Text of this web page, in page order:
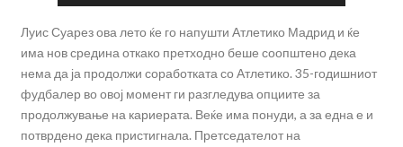
Луис Суарез ова лето ќе го напушти Атлетико Мадрид и ќе
има нов средина откако претходно беше соопштено дека
нема да ја продолжи соработката со Атлетико. 35-годишниот
фудбалер во овој момент ги разгледува опциите за
продолжување на кариерата. Веќе има понуди, а за една е и
потврдено дека пристигнала. Претседателот на